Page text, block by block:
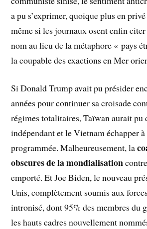
a pu s’exprimer, quoique plus en
même si les journaux osent enfin
nom au lieu de la métaphore « pays
la coupable des exactions en Mer
Si Donald Trump avait pu présider
années pour continuer sa croisade
régimes totalitaires, Taïwan aurait pu
indépendant et le Vietnam échapper
programmée. Malheureusement, la
obscures de la mondialisation
emporté. Et Joe Biden, le nouveau
Unis, complètement soumis aux
intronisé, dont 95% des membres du
les hauts cadres nouvellement